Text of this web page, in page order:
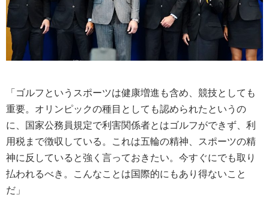
「ゴルフというスポーツは健康増進も含め、競技としても
重要。オリンピックの種目としても認められたというの
に、国家公務員規定で利害関係者とはゴルフができず、利
用税まで徴収している。これは五輪の精神、スポーツの精
神に反していると強く言っておきたい。今すぐにでも取り
払われるべき。こんなことは国際的にもあり得ないこと
だ」